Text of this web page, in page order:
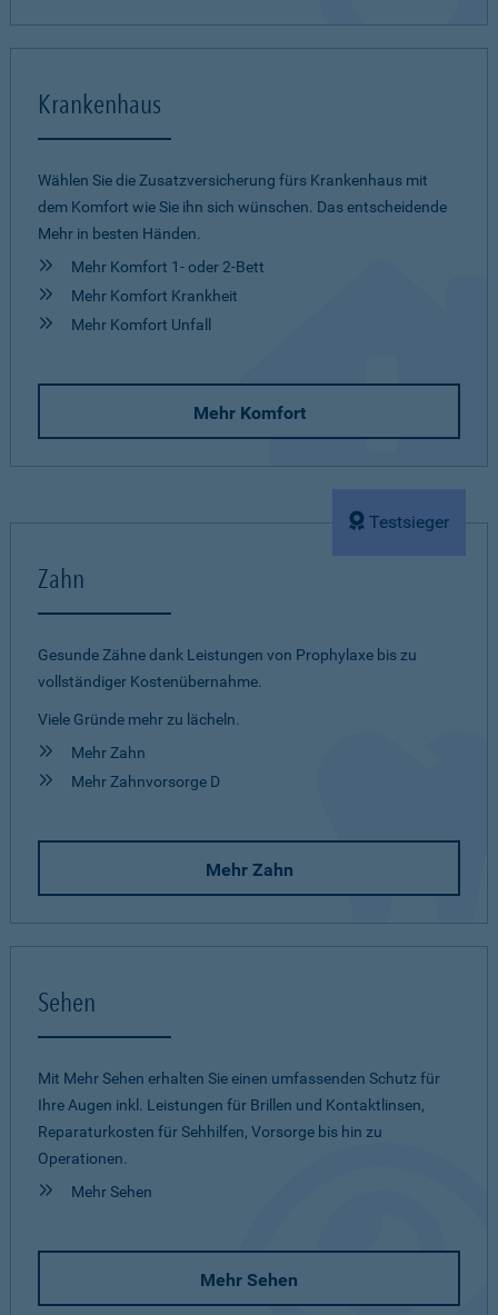
Krankenhaus
Wählen Sie die Zusatzversicherung fürs Krankenhaus mit
dem Komfort wie Sie ihn sich wünschen. Das entscheidende
Mehr in besten Händen.
Mehr Komfort 1- oder 2-Bett
Mehr Komfort Krankheit
Mehr Komfort Unfall
Mehr Komfort
Testsieger
Zahn
Gesunde Zähne dank Leistungen von Prophylaxe bis zu
vollständiger Kostenübernahme.
Viele Gründe mehr zu lächeln.
Mehr Zahn
Mehr Zahnvorsorge D
Mehr Zahn
Sehen
Mit Mehr Sehen erhalten Sie einen umfassenden Schutz für
Ihre Augen inkl. Leistungen für Brillen und Kontaktlinsen,
Reparaturkosten für Sehhilfen, Vorsorge bis hin zu
Operationen.
Mehr Sehen
Mehr Sehen